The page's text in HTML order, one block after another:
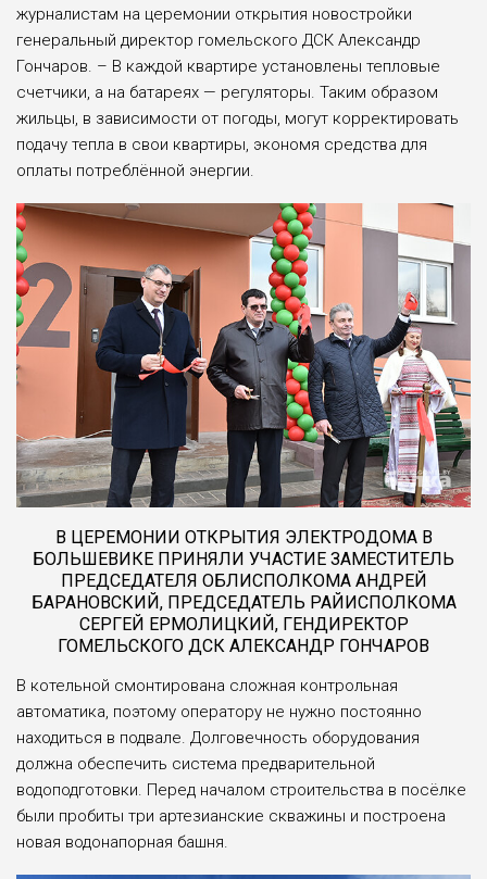
журналистам на церемонии открытия новостройки
генеральный директор гомельского ДСК Александр
Гончаров. – В каждой квартире установлены тепловые
счетчики, а на батареях — регуляторы. Таким образом
жильцы, в зависимости от погоды, могут корректировать
подачу тепла в свои квартиры, экономя средства для
оплаты потреблённой энергии.
В ЦЕРЕМОНИИ ОТКРЫТИЯ ЭЛЕКТРОДОМА В
БОЛЬШЕВИКЕ ПРИНЯЛИ УЧАСТИЕ ЗАМЕСТИТЕЛЬ
ПРЕДСЕДАТЕЛЯ ОБЛИСПОЛКОМА АНДРЕЙ
БАРАНОВСКИЙ, ПРЕДСЕДАТЕЛЬ РАЙИСПОЛКОМА
СЕРГЕЙ ЕРМОЛИЦКИЙ, ГЕНДИРЕКТОР
ГОМЕЛЬСКОГО ДСК АЛЕКСАНДР ГОНЧАРОВ
В котельной смонтирована сложная контрольная
автоматика, поэтому оператору не нужно постоянно
находиться в подвале. Долговечность оборудования
должна обеспечить система предварительной
водоподготовки. Перед началом строительства в посёлке
были пробиты три артезианские скважины и построена
новая водонапорная башня.